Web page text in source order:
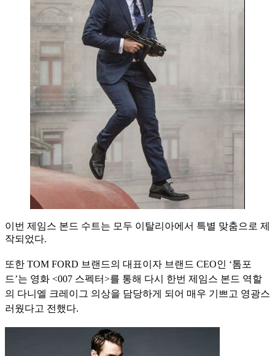
이번 제임스 본드 수트는 모두 이탈리아에서 특별 맞춤으로 제
작되었다.
또한 TOM FORD 브랜드의 대표이자 브랜드 CEO인 ‘톰포
드’는 영화 <007 스펙터>를 통해 다시 한번 제임스 본드 역할
의 다니엘 크레이그 의상을 담당하게 되어 매우 기쁘고 영광스
러웠다고 전했다.